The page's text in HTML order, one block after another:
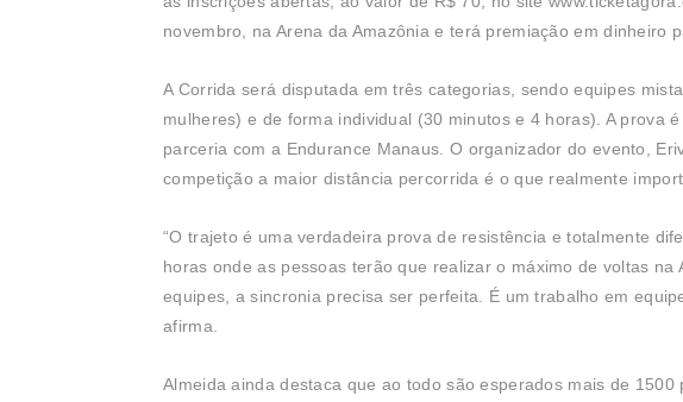
novembro, na Arena da Amazônia e terá premiação em dinheiro
A Corrida será disputada em três categorias, sendo equipes
mulheres) e de forma individual (30 minutos e 4 horas). A prova
parceria com a Endurance Manaus. O organizador do evento,
competição a maior distância percorrida é o que realmente
“O trajeto é uma verdadeira prova de resistência e totalmente
horas onde as pessoas terão que realizar o máximo de voltas
equipes, a sincronia precisa ser perfeita. É um trabalho em
afirma.
Almeida ainda destaca que ao todo são esperados mais de